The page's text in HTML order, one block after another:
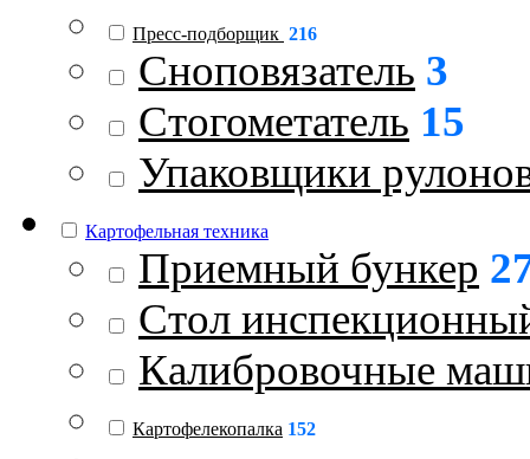
Пресс-подборщик 216
Сноповязатель 3
Стогометатель 15
Упаковщики
Картофельная техника
Приемный бункер
Стол
Калибровочные
Картофелекопалка 152